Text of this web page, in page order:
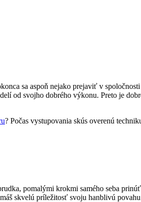
sa aspoň nejako prejaviť v
od svojho dobrého výkonu. Preto je
? Počas vystupovania skús overenú
pomalými krokmi samého seba
skvelú príležitosť svoju hanblivú